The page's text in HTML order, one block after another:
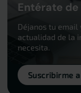
Entérate
Déjanos tu email
actualidad de la
necesita.
Suscribirme